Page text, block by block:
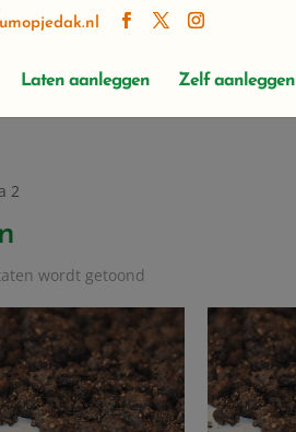
Laten aanleggen Zelf aanleggen
2
wordt getoond